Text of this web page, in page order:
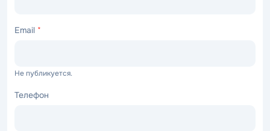
Email *
Не публикуется.
Телефон